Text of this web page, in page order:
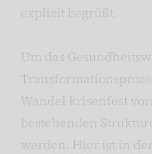
explizit begrüßt.
Um das
Wandel krisenfest
bestehenden
werden. Hier ist in